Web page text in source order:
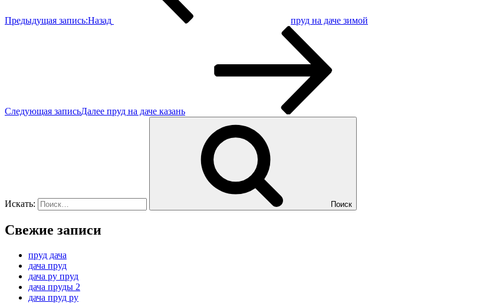
Предыдущая запись:Назад пруд на даче зимой
Следующая записьДалее пруд на даче казань
Искать: Поиск
Свежие записи
пруд дача
дача пруд
дача ру пруд
дача пруды 2
дача пруд ру